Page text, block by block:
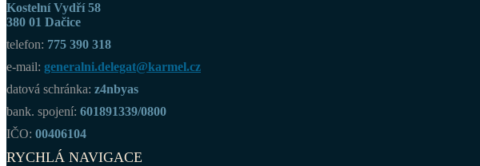
Kostelní Vydří 58
380 01 Dačice
telefon: 775 390 318
e-mail: generalni.delegat@karmel.cz
datová schránka: z4nbyas
bank. spojení: 601891339/0800
IČO: 00406104
RYCHLÁ NAVIGACE